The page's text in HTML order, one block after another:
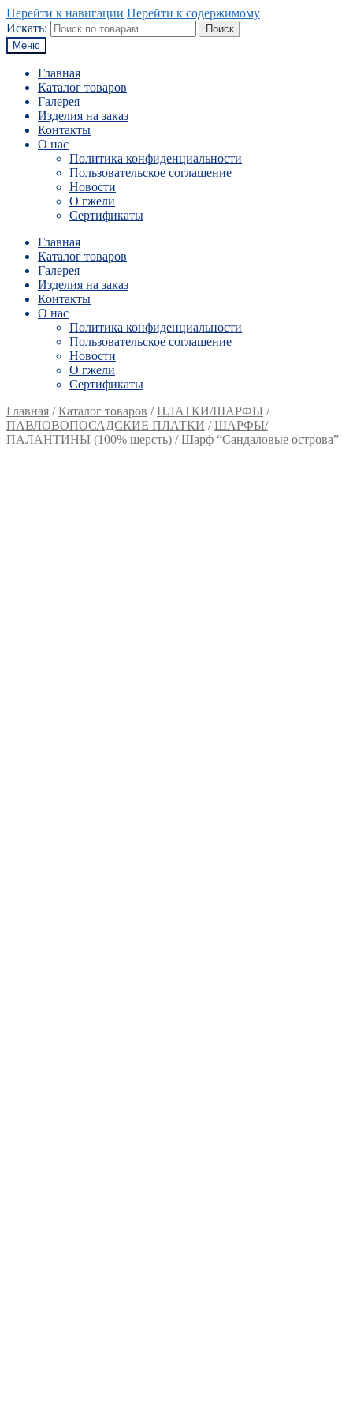
Перейти к навигации Перейти к содержимому
Искать:
Поиск
Меню
Главная
Каталог товаров
Галерея
Изделия на заказ
Контакты
О нас
Политика конфиденциальности
Пользовательское соглашение
Новости
О гжели
Сертификаты
Главная
Каталог товаров
Галерея
Изделия на заказ
Контакты
О нас
Политика конфиденциальности
Пользовательское соглашение
Новости
О гжели
Сертификаты
Главная /Каталог товаров /ПЛАТКИ/ШАРФЫ /
ПАВЛОВОПОСАДСКИЕ ПЛАТКИ /ШАРФЫ/
ПАЛАНТИНЫ (100% шерсть) /Шарф “Сандаловые острова”